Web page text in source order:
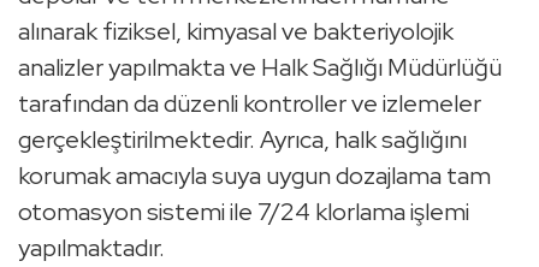
alınarak fiziksel, kimyasal ve bakteriyolojik
analizler yapılmakta ve Halk Sağlığı Müdürlüğü
tarafından da düzenli kontroller ve izlemeler
gerçekleştirilmektedir. Ayrıca, halk sağlığını
korumak amacıyla suya uygun dozajlama tam
otomasyon sistemi ile 7/24 klorlama işlemi
yapılmaktadır.